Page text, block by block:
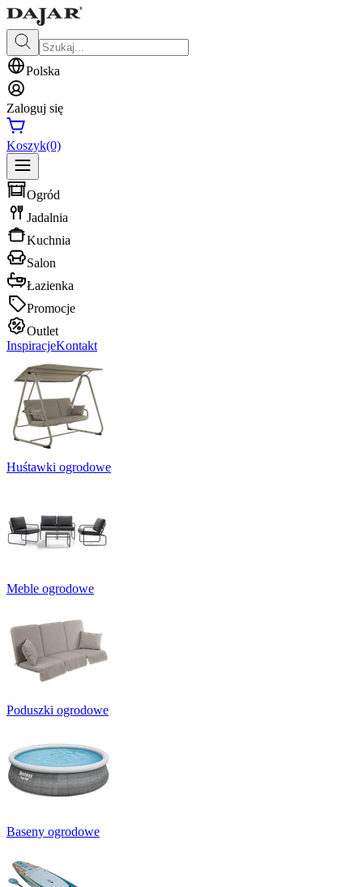
Polska
Zaloguj się
Koszyk(0)
Ogród
Jadalnia
Kuchnia
Salon
Łazienka
Promocje
Outlet
InspiracjeKontakt
Huśtawki ogrodowe
Meble ogrodowe
Poduszki ogrodowe
Baseny ogrodowe